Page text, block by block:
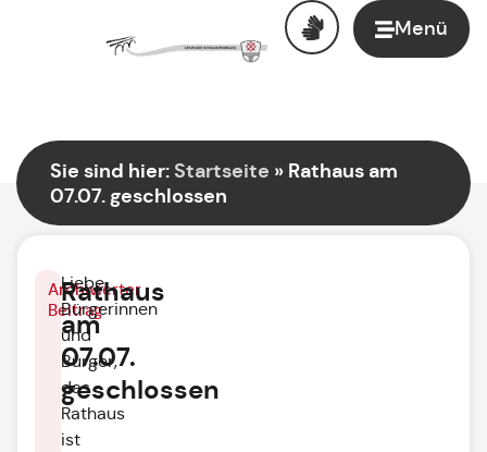
Menü
Sie sind hier:Startseite » Rathaus am
07.07. geschlossen
Archivierter
Beitrag
Rathaus
am
07.07.
geschlossen
Liebe
Bürgerinnen
und
Bürger,
das
Rathaus
ist